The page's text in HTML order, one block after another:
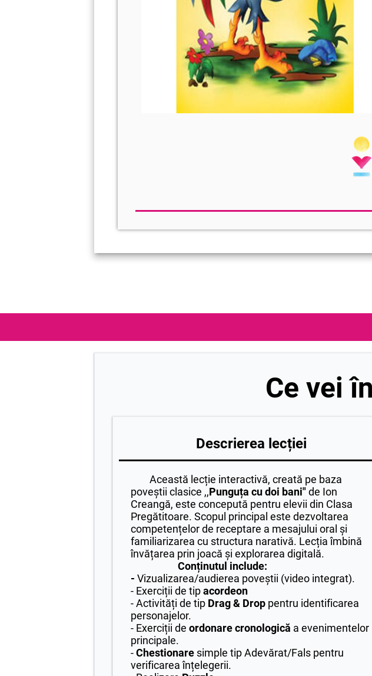
Ce vei
Descrierea lecției
Această lecție interactivă, creată pe baza
poveștii clasice ,,Punguța cu doi bani"de Ion
Creangă, este concepută pentru elevii din Clasa
Pregătitoare. Scopul principal este dezvoltarea
competențelor de receptare a mesajului oral și
familiarizarea cu structura narativă. Lecția îmbină
învățarea prin joacă și explorarea digitală.
Conținutul include:
- Vizualizarea/audierea poveștii (video integrat).
- Exerciții de tipacordeon
- Activități de tip Drag & Drop pentru identificarea
personajelor.
- Exerciții de ordonare cronologică a evenimentelor
principale.
-Chestionare simple tip Adevărat/Fals pentru
verificarea înțelegerii.